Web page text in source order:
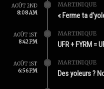
AOÛT 2ND
8:08 AM
MARTINIQUE
« Ferme ta
AOÛT 1ST
8:42 PM
MARTINIQUE
UFR + FYRM =
AOÛT 1ST
6:56 PM
MARTINIQUE
Des yoleurs ?